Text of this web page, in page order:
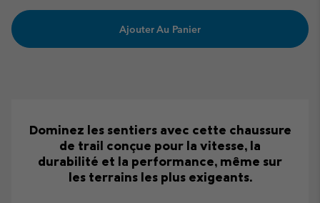
Ajouter Au Panier
Dominez les sentiers avec cette chaussure
de trail conçue pour la vitesse, la
durabilité et la performance, même sur
les terrains les plus exigeants.